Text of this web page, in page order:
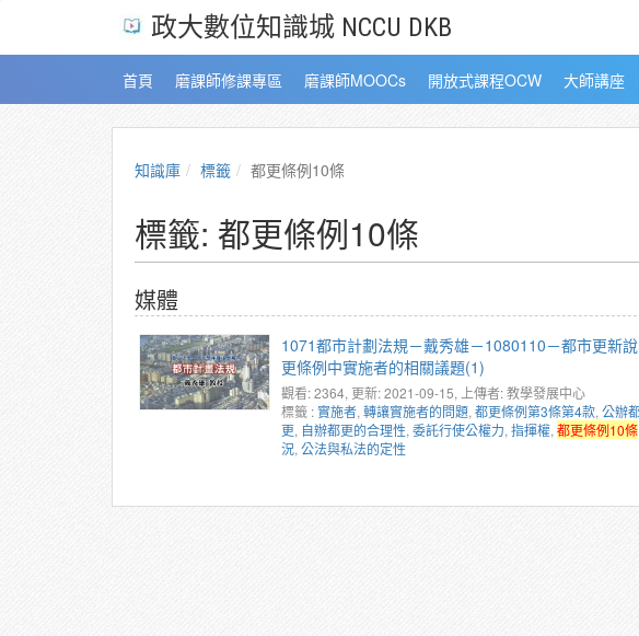
政大數位知識城 NCCU DKB
首頁 磨課師修課專區 磨課師MOOCs 開放式課程OCW 大師講座
知識庫 標籤 都更條例10條
標籤: 都更條例10條
媒體
1071都市計劃法規－戴秀雄－1080110－都市更新
更條例中實施者的相關議題(1)
觀看: 2364, 更新: 2021-09-15, 上傳者: 教學發展中心
標籤 :實施者, 轉讓實施者的問題, 都更條例第3條第4款, 公辦
更, 自辦都更的合理性, 委託行使公權力, 指揮權, 都更條例10條
況, 公法與私法的定性